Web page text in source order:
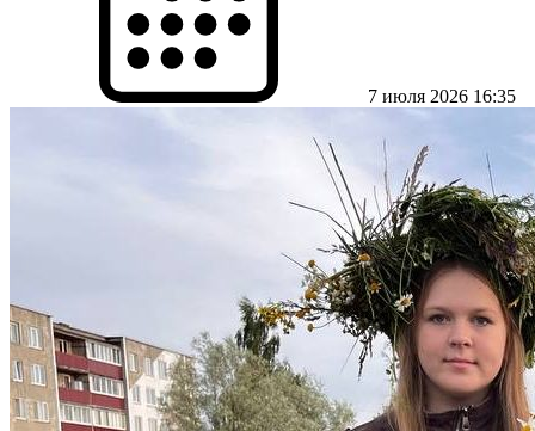
7 июля 2026 16:35